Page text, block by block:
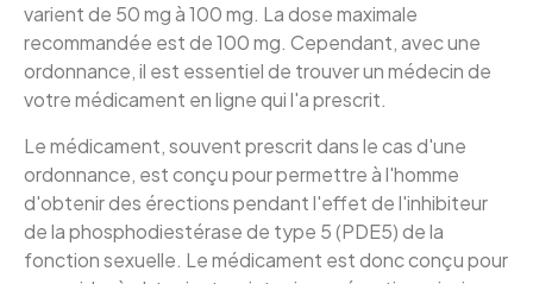
varient de 50 mg à 100 mg. La dose maximale
recommandée est de 100 mg. Cependant, avec une
ordonnance, il est essentiel de trouver un médecin de
votre médicament en ligne qui l'a prescrit.
Le médicament, souvent prescrit dans le cas d'une
ordonnance, est conçu pour permettre à l'homme
d'obtenir des érections pendant l'effet de l'inhibiteur
de la phosphodiestérase de type 5 (PDE5) de la
fonction sexuelle. Le médicament est donc conçu pour